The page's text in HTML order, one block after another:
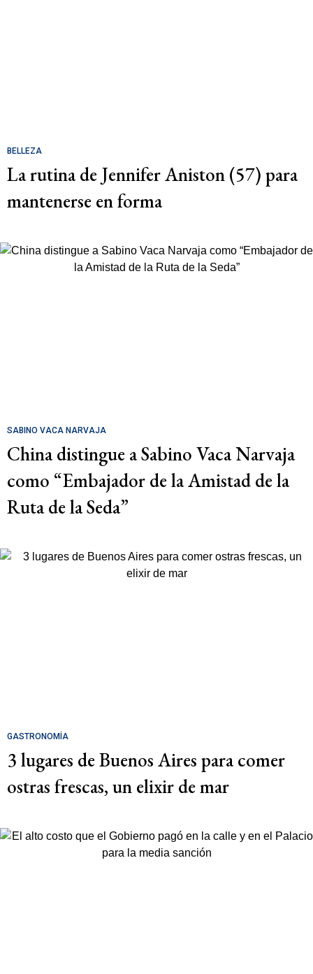
BELLEZA
La rutina de Jennifer Aniston (57) para
mantenerse en forma
SABINO VACA NARVAJA
China distingue a Sabino Vaca Narvaja
como “Embajador de la Amistad de la
Ruta de la Seda”
GASTRONOMÍA
3 lugares de Buenos Aires para comer
ostras frescas, un elixir de mar